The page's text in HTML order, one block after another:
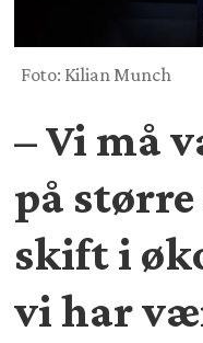
Foto: Kilian Munch
– Vi må
på
skift i
vi har